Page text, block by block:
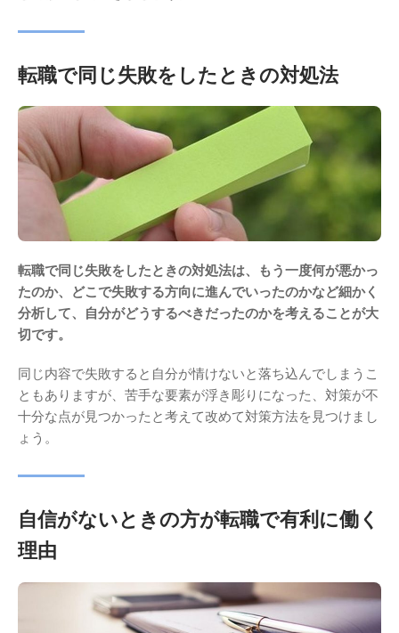
転職で同じ失敗をしたときの対処法
転職で同じ失敗をしたときの対処法は、もう一度何が悪かっ
たのか、どこで失敗する方向に進んでいったのかなど細かく
分析して、自分がどうするべきだったのかを考えることが大
切です。
同じ内容で失敗すると自分が情けないと落ち込んでしまうこ
ともありますが、苦手な要素が浮き彫りになった、対策が不
十分な点が見つかったと考えて改めて対策方法を見つけまし
ょう。
自信がないときの方が転職で有利に働く
理由